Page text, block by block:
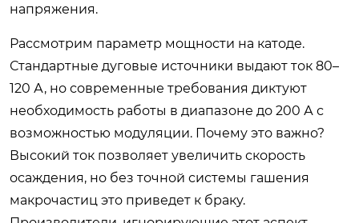
напряжения.
Рассмотрим параметр мощности на катоде.
Стандартные дуговые источники выдают ток 80–
120 А, но современные требования диктуют
необходимость работы в диапазоне до 200 А с
возможностью модуляции. Почему это важно?
Высокий ток позволяет увеличить скорость
осаждения, но без точной системы гашения
макрочастиц это приведет к браку.